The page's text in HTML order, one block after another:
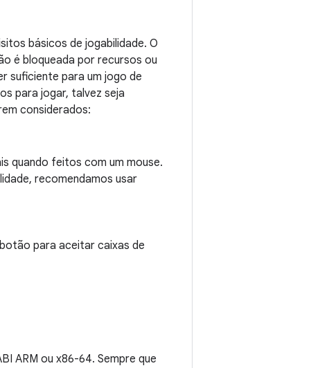
básicos de jogabilidade. O
é bloqueada por recursos ou
suficiente para um jogo de
para jogar, talvez seja
considerados:
quando feitos com um mouse.
recomendamos usar
para aceitar caixas de
ARM ou x86-64. Sempre que